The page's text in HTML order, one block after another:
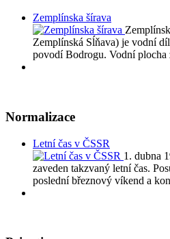
Zemplínska šírava
Zemplínská Sĺňava) je vodní
povodí Bodrogu. Vodní
Normalizace
Letní čas v ČSSR
1. dubna
zaveden takzvaný letní čas.
poslední březnový víkend a